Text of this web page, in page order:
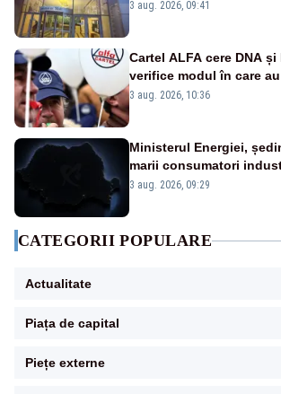
reducerea voluntară a
3 aug. 2026, 09:41
Cartel ALFA cere DNA și
verifice modul în care
centralele pe cărbune
3 aug. 2026, 10:36
Ministerul Energiei,
marii consumatori
reducerea voluntară a
3 aug. 2026, 09:29
CATEGORII POPULARE
Actualitate
Piața de capital
Piețe externe